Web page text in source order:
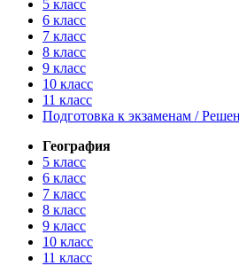
5 класс
6 класс
7 класс
8 класс
9 класс
10 класс
11 класс
Подготовка к экзаменам /
География
5 класс
6 класс
7 класс
8 класс
9 класс
10 класс
11 класс